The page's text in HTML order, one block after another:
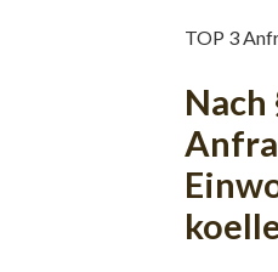
TOP 3